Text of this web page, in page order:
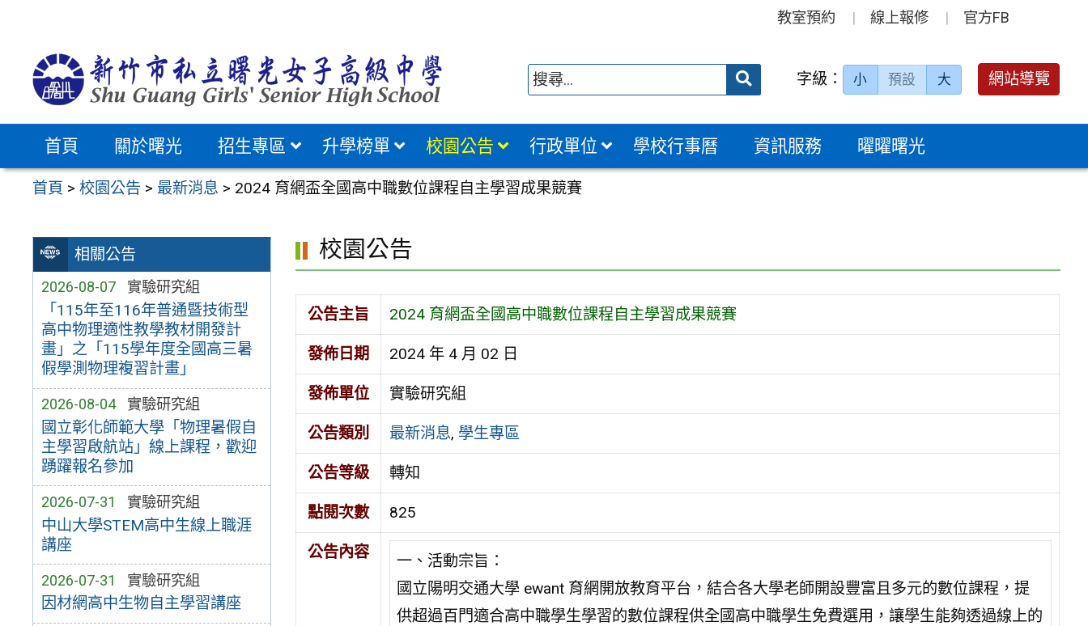
教室預約 線上報修 官方FB
送出 字級： 小 預設 大 網站導覽
首頁 關於曙光 招生專區 升學榜單 校園公告 行政單位 學校行事曆 資訊服務 曜曜曙光
首頁 >校園公告 > 最新消息 > 2024 育網盃全國高中職數位課程自主學習成果競賽
相關公告
2026-08-07 實驗研究組
「115年至116年普通暨技術型
高中物理適性教學教材開發計
畫」之「115學年度全國高三暑
假學測物理複習計畫」
2026-08-04 實驗研究組
國立彰化師範大學「物理暑假自
主學習啟航站」線上課程，歡迎
踴躍報名參加
2026-07-31 實驗研究組
中山大學STEM高中生線上職涯
講座
2026-07-31 實驗研究組
因材網高中生物自主學習講座
校園公告
公告主旨 2024 育網盃全國高中職數位課程自主學習成果競賽
發佈日期 2024 年 4 月 02 日
發佈單位 實驗研究組
公告類別 最新消息, 學生專區
公告等級 轉知
點閱次數 825
公告內容
一、活動宗旨：
國立陽明交通大學 ewant 育網開放教育平台，結合各大學老師開設豐富且多元的數位課程，提
供超過百門適合高中職學生學習的數位課程供全國高中職學生免費選用，讓學生能夠透過線上的